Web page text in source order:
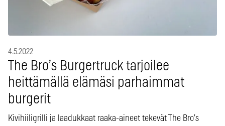
4.5.2022
The Bro’s Burgertruck tarjoilee
heittämällä elämäsi parhaimmat
burgerit
Kivihiiligrilli ja laadukkaat raaka-aineet tekevät The Bro’s